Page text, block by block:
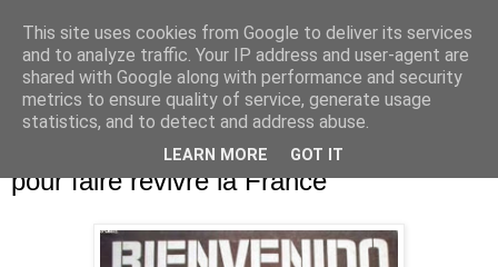
Je pense donc j'écris
mercredi 13 août 2014
Aznavour veut des ghettos de réfugiés
pour faire revivre la France
This site uses cookies from Google to deliver its services
and to analyze traffic. Your IP address and user-agent are
shared with Google along with performance and security
metrics to ensure quality of service, generate usage
statistics, and to detect and address abuse.
LEARN MORE GOT IT